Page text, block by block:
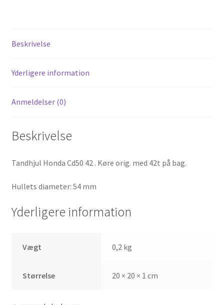
Beskrivelse
Yderligere information
Anmeldelser (0)
Beskrivelse
Tandhjul Honda Cd50 42 . Køre orig. med 42t på bag.
Hullets diameter: 54 mm
Yderligere information
Vægt 0,2 kg
Størrelse 20 × 20 × 1 cm